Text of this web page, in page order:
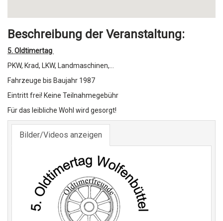
Beschreibung der Veranstaltung:
5. Oldtimertag
PKW, Krad, LKW, Landmaschinen,...
Fahrzeuge bis Baujahr 1987
Eintritt frei! Keine Teilnahmegebühr
Für das leibliche Wohl wird gesorgt!
Bilder/Videos anzeigen